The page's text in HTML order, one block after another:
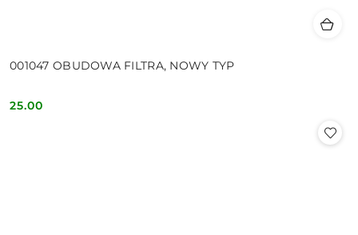
001047 OBUDOWA FILTRA, NOWY TYP
Cena:
25.00